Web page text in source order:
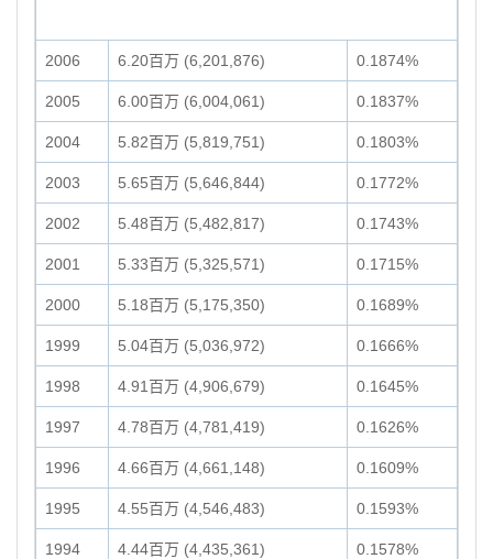
2006 6.20百万 (6,201,876) 0.1874%
2005 6.00百万 (6,004,061) 0.1837%
2004 5.82百万 (5,819,751) 0.1803%
2003 5.65百万 (5,646,844) 0.1772%
2002 5.48百万 (5,482,817) 0.1743%
2001 5.33百万 (5,325,571) 0.1715%
2000 5.18百万 (5,175,350) 0.1689%
1999 5.04百万 (5,036,972) 0.1666%
1998 4.91百万 (4,906,679) 0.1645%
1997 4.78百万 (4,781,419) 0.1626%
1996 4.66百万 (4,661,148) 0.1609%
1995 4.55百万 (4,546,483) 0.1593%
1994 4.44百万 (4,435,361) 0.1578%